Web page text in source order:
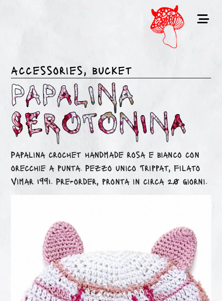
accessories, bucket
PAPALINA
SEROTONINA
Papalina crochet handmade rosa e bianco con
orecchie a punta. Pezzo unico Trippat, filato
Vimar 1991. Pre-order, pronta in circa 20 giorni.